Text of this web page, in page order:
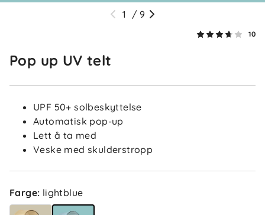
1 / 9
10
Pop up UV telt
UPF 50+ solbeskyttelse
Automatisk pop-up
Lett å ta med
Veske med skulderstropp
Farge: lightblue
KL Kamilla L